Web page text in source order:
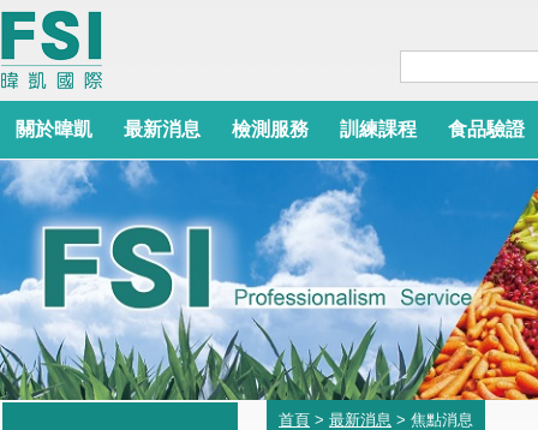
關於暐凱 最新消息 檢測服務 訓練課程 食品驗證
首頁 > 最新消息 > 焦點消息